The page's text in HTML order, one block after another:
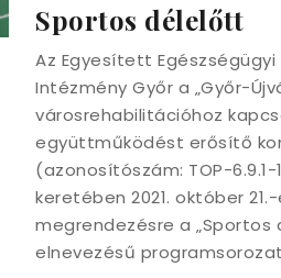
Sportos délelőtt
Az Egyesített Egészségügyi
Intézmény Győr a „Győr-
városrehabilitációhoz
együttműködést erősítő
(azonosítószám: TOP-6.9.1-
keretében 2021. október
megrendezésre a „Sportos
elnevezésű